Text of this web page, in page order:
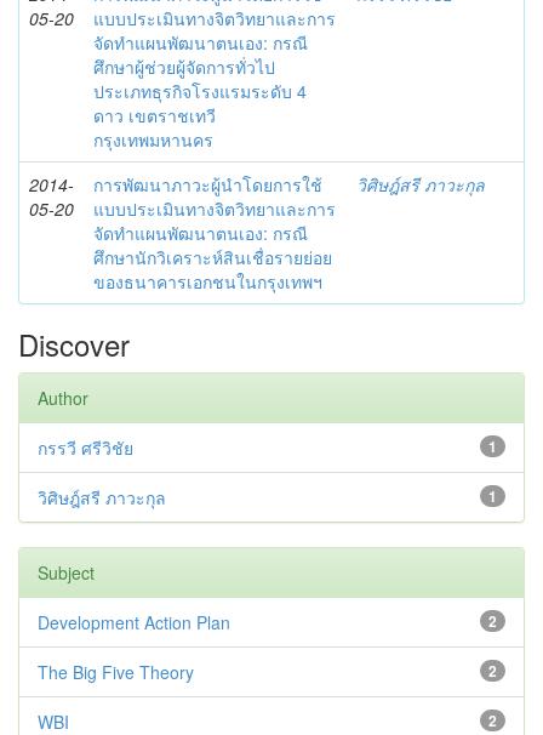
05-20
แบบประเมินทางจิตวิทยาและการ
จัดทำแผนพัฒนาตนเอง: กรณี
ศึกษาผู้ช่วยผู้จัดการทั่วไป
ประเภทธุรกิจโรงแรมระดับ 4
ดาว เขตราชเทวี
กรุงเทพมหานคร
2014-
05-20
การพัฒนาภาวะผู้นำโดยการใช้
แบบประเมินทางจิตวิทยาและการ
จัดทำแผนพัฒนาตนเอง: กรณี
ศึกษานักวิเคราะห์สินเชื่อรายย่อย
ของธนาคารเอกชนในกรุงเทพฯ
วิศิษฎ์สรี ภาวะกุล
Discover
Author
1
กรรวี ศรีวิชัย
1
วิศิษฎ์สรี ภาวะกุล
Subject
2
Development Action Plan
2
The Big Five Theory
2
WBI